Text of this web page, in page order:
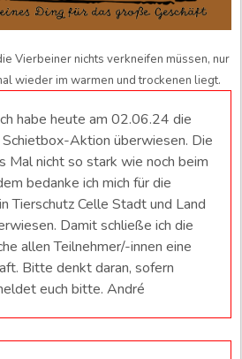
Vierbeiner nichts verkneifen müssen, nur
wieder im warmen und trockenen liegt.
habe heute am 02.06.24 die
Aktion überwiesen. Die
Mal nicht so stark wie noch beim
bedanke ich mich für die
Tierschutz Celle Stadt und Land
Damit schließe ich die
allen Teilnehmer/-innen eine
Bitte denkt daran, sofern
euch bitte. André